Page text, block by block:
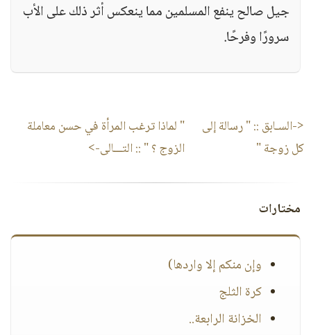
جيل صالح ينفع المسلمين مما ينعكس أثر ذلك على الأب
سرورًا وفرحًا.
<-السـابق ::" رسالة إلى
كل زوجة "
" لماذا ترغب المرأة في حسن معاملة
الزوج ؟ " :: التـــالى->
مختارات
وإن منكم إلا واردها)
كرة الثلج
الخزانة الرابعة..